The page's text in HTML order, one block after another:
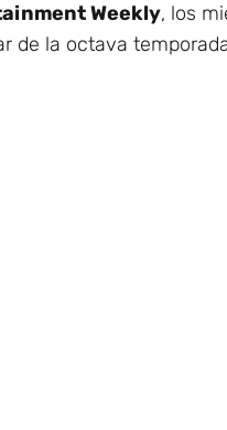
Weekly, los
de la octava